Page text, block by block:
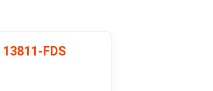
FDS